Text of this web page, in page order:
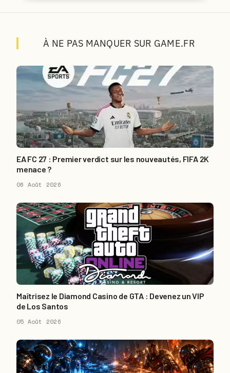
À NE PAS MANQUER SUR GAME.FR
EA FC 27 : Premier verdict sur les nouveautés, FIFA 2K
menace ?
06 Août 2026
Maîtrisez le Diamond Casino de GTA : Devenez un VIP
de Los Santos
05 Août 2026